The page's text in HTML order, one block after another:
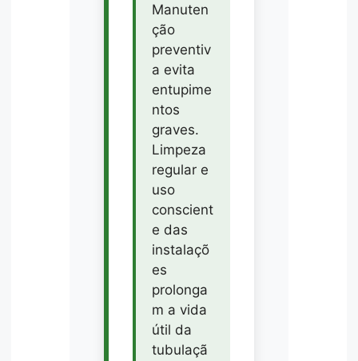
Manuten
ção
preventiv
a evita
entupime
ntos
graves.
Limpeza
regular e
uso
conscient
e das
instalaçõ
es
prolonga
m a vida
útil da
tubulaçã